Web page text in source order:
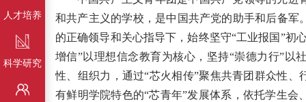
人才培养
科学研究
和共产主义的学校，是中国共产党的助手和后备
的正确领导和关心指导下，始终坚守“工业报国”初
增信”以理想信念教育为核心，坚持“崇德力行”以
性、组织力，通过“芯火相传”聚焦共青团群众性
有鲜明学院特色的“芯青年”发展体系，依托学生